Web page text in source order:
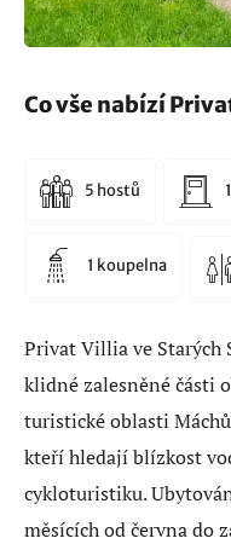
Co vše nabízí
5 hostů
1 koupelna
Privat Villia ve Starých
klidné zalesněné části
turistické oblasti
kteří hledají blízkost
cykloturistiku.
měsících od června do